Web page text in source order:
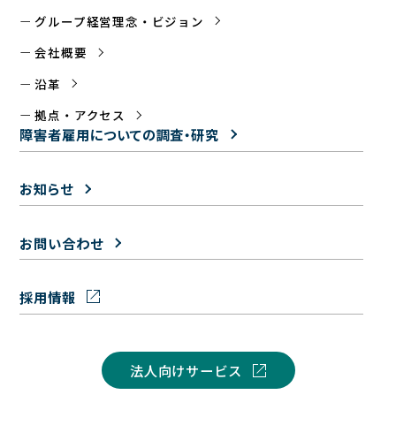
グループ経営理念・ビジョン
会社概要
沿革
拠点・アクセス
障害者雇用についての調査・研究
お知らせ
お問い合わせ
採用情報
法人向けサービス